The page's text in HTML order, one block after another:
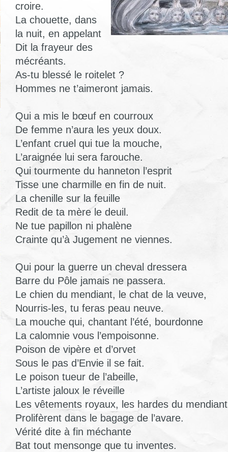
croire.
La chouette, dans
la nuit, en appelant
Dit la frayeur des
mécréants.
As-tu blessé le roitelet ?
Hommes ne t’aimeront jamais.
Qui a mis le bœuf en courroux
De femme n’aura les yeux doux.
L’enfant cruel qui tue la mouche,
L’araignée lui sera farouche.
Qui tourmente du hanneton l’esprit
Tisse une charmille en fin de nuit.
La chenille sur la feuille
Redit de ta mère le deuil.
Ne tue papillon ni phalène
Crainte qu’à Jugement ne viennes.
Qui pour la guerre un cheval dressera
Barre du Pôle jamais ne passera.
Le chien du mendiant, le chat de la veuve,
Nourris-les, tu feras peau neuve.
La mouche qui, chantant l’été, bourdonne
La calomnie vous l’empoisonne.
Poison de vipère et d’orvet
Sous le pas d’Envie il se fait.
Le poison tueur de l’abeille,
L’artiste jaloux le réveille
Les vêtements royaux, les hardes du mendiant
Prolifèrent dans le bagage de l’avare.
Vérité dite à fin méchante
Bat tout mensonge que tu inventes.